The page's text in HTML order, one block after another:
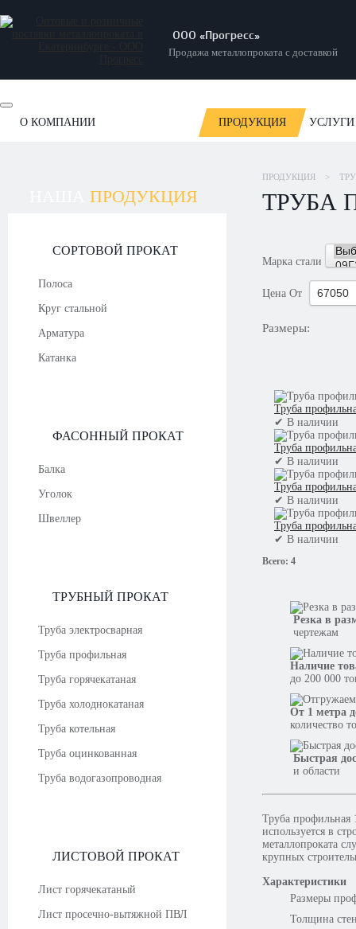
ООО «Прогресс»
Продажа металлопроката с доставкой
О КОМПАНИИ ПРОДУКЦИЯ УСЛУГИ
ПРОДУКЦИЯ
СОРТОВОЙ ПРОКАТ
Полоса
Круг стальной
Арматура
Катанка
ФАСОННЫЙ ПРОКАТ
Балка
Уголок
Швеллер
ТРУБНЫЙ ПРОКАТ
Труба электросварная
Труба профильная
Труба горячекатаная
Труба холоднокатаная
Труба котельная
Труба оцинкованная
Труба водогазопроводная
ЛИСТОВОЙ ПРОКАТ
Лист горячекатаный
Лист просечно-вытяжной ПВЛ
ПРОДУКЦИЯ >
ТРУБА
Марка стали
Цена От
Размеры:
Труба
✔ В наличии
Труба
✔ В наличии
Труба
✔ В наличии
Труба
✔ В наличии
Всего: 4
Резка в
чертежам
Наличие
до 200 000
От 1 метра
количество
Быстрая
и области
Труба профильная
используется в
металлопроката
крупных
Характеристики
Размеры
Толщина